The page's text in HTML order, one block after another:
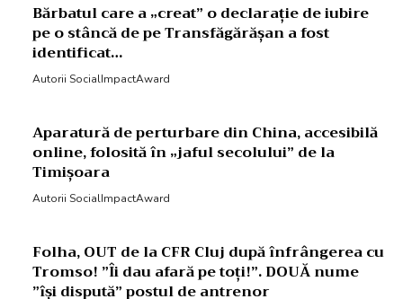
Bărbatul care a „creat” o declarație de iubire
pe o stâncă de pe Transfăgărășan a fost
identificat…
Autorii SocialImpactAward
Aparatură de perturbare din China, accesibilă
online, folosită în „jaful secolului” de la
Timișoara
Autorii SocialImpactAward
Folha, OUT de la CFR Cluj după înfrângerea cu
Tromso! ”Îi dau afară pe toți!”. DOUĂ nume
”își dispută” postul de antrenor